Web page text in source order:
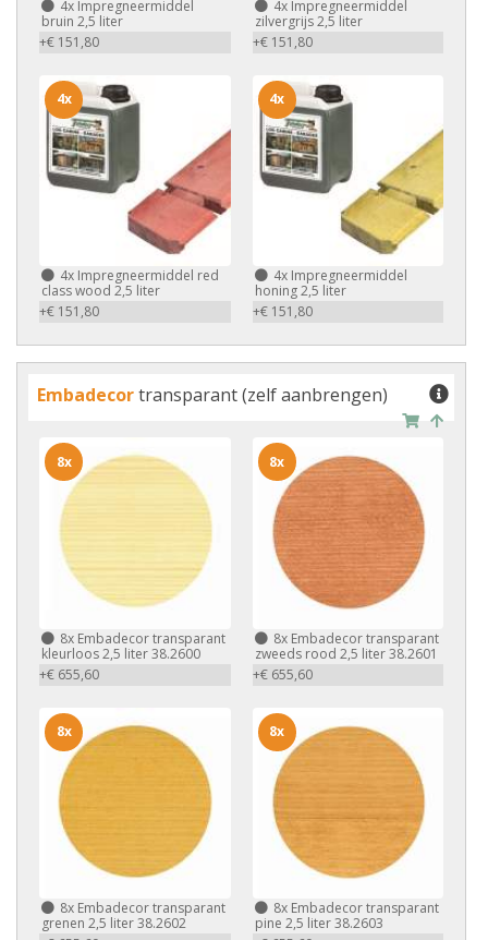
4x Impregneermiddel
bruin 2,5 liter
+€ 151,80
4xImpregneermiddel
zilvergrijs 2,5 liter
+€ 151,80
4x Impregneermiddel red
class wood 2,5 liter
+€ 151,80
4x
4xImpregneermiddel
honing 2,5 liter
+€ 151,80
4x
Embadecortransparant (zelf aanbrengen)
8x Embadecor transparant
kleurloos 2,5 liter 38.2600
+€ 655,60
8x
8xEmbadecor transparant
zweeds rood 2,5 liter 38.2601
+€ 655,60
8x
8x Embadecor transparant
grenen 2,5 liter 38.2602
8x
8xEmbadecor transparant
pine 2,5 liter 38.2603
8x